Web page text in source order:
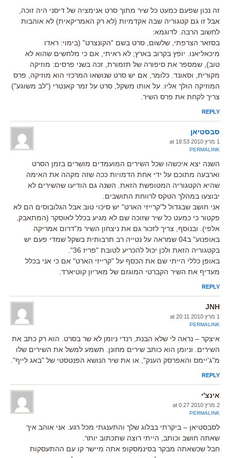
זה נכון שפעם כמעט כל שיר מתוך סרט אנימציה של דיסני היה זוכה,
אבל זו גם קטגוריה שבה אקדמיות (לא רק האמריקאית) לא אוהבות
לחשוב הרבה. לדוגמא:
בסזאר הצרפתי, שלשום, סרט בשם "הקונצרט" (בימוי: ראדו
מיכאליאנו. יופץ בקרוב בארץ; לא ראיתי, אם כי מלחשים שהוא לא
טוב), שמספר את סיפורה של תזמורת, זכה בשני פרסים: מוזיקה
מקורית, וסאונד. כלומר, אם יש סרט שנושאו המרכזי הוא מוזיקה, פרס
המוזיקה הולך אליו. על אותו משקל, סרט על זמר קאנטרי ("לב משוגע")
צריך לקחת את פרס השיר.
REPLY
סבסטיאן
1 מרץ 2010 at 18:53
PERMALINK
השנה יצא איכשהו שכל השירים המועמדים מושרים בזמן הסרט
וארבעה מתוכם על ידי אחת הדמויות ככה שזה מקהה את האימה
שהיא הקטגוריה המטופשת הזאת. השנה גם הודיעו שהשירים לא
יבוצעו במהלך הטקס לרווחת התושבים.
אני חושב שבגדול ל"קרייזי הארט" יש סיכוי טוב אבל הגלובוסים הם לא
פקטור כי כמעט כל שיר שזוכה שם לא מגיע בכלל לאוסקר (המתאבק,
אלפי). ובנוסף, צריך לזכור גם את ניצחון השיר מ"דרום אמריקה
באופנוע" ב04 שמראה על נטייה רב תרבותית בשקל שמדי פעם יש
בקטגוריה הזאת ולכן יכול להכריע לטובת "פריז 36".
באופן כללי הייתי שם את הכסף על "קרייזי הארט" אם כי אני בכלל
מעדיף את השיר הקברטי המוגזם של מאריון קוטיארד.
REPLY
JNH
1 מרץ 2010 at 20:11
PERMALINK
איצקר – נראה לי שלא הבנת, רנדי ניומן לא שר בסרט. הוא רק כתב את
השירים. וניומן הוא כותב שירים מחונן. תשמע למשל את השירים שלו
מ"ג'יימס והאפרסק הענק", או את שיר הנושא הפנטסטי של "באג לייף".
REPLY
אינצ'י
2 מרץ 2010 at 0:27
PERMALINK
לסבסטיאן – ביקרתי בבלוג שלך והתענגתי מכל רגע. אני אוהב איך
שאתה חושב וכותב, הייתי רוצה שתכתוב יותר.
חבל שכשאתה מבקר בסינמסקופ אתה מיישר קו עם ההתעסקות